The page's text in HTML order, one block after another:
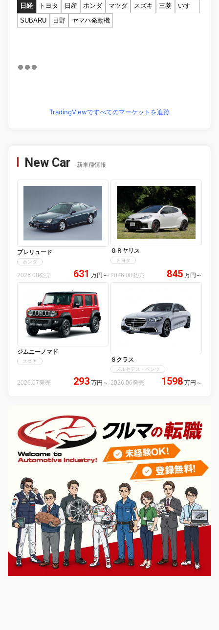
日経 トヨタ 日産 ホンダ マツダ スズキ 三菱
いすゞ
SUBARU
日野 ヤマハ発動機
TradingViewですべてのマーケットを追跡
New Car 新車種情報
プレリュード
ホンダ
2026.08発売 631 万円 ～
ＧＲヤリス
トヨタ
2026.08発売 845 万円 ～
ジムニーノマド
スズキ
2026.07発売 293 万円 ～
Ｓクラス
メルセデス・ベンツ
2026.06発売 1598 万円 ～